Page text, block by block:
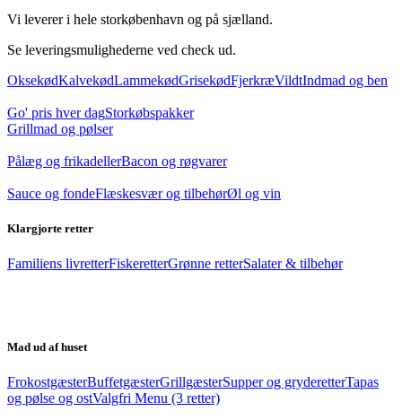
Vi leverer i hele storkøbenhavn og på sjælland.
Se leveringsmulighederne ved check ud.
OksekødKalvekødLammekødGrisekødFjerkræVildtIndmad og ben
Go' pris hver dagStorkøbspakker
Grillmad og pølser
Pålæg og frikadellerBacon og røgvarer
Sauce og fondeFlæskesvær og tilbehørØl og vin
Klargjorte retter
Familiens livretterFiskeretterGrønne retterSalater & tilbehør
Mad ud af huset
FrokostgæsterBuffetgæsterGrillgæsterSupper og gryderetterTapas
og pølse og ostValgfri Menu (3 retter)